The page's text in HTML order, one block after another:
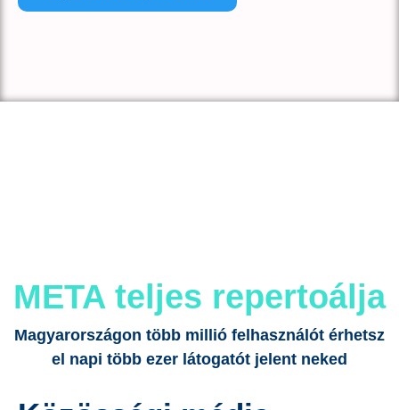
META teljes repertoálja
Magyarországon több millió felhasználót érhetsz
el napi több ezer látogatót jelent neked